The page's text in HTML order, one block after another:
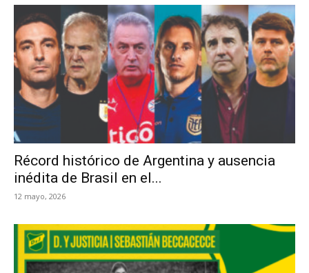
Récord histórico de Argentina y ausencia
inédita de Brasil en el...
12 mayo, 2026